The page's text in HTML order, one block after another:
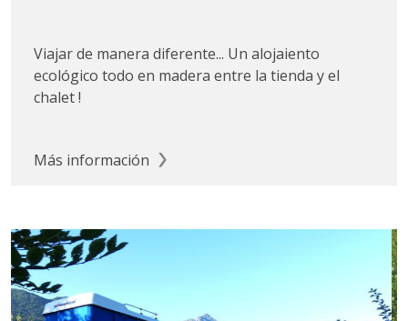
Viajar de manera diferente... Un alojaiento
ecológico todo en madera entre la tienda y el
chalet !
Más información